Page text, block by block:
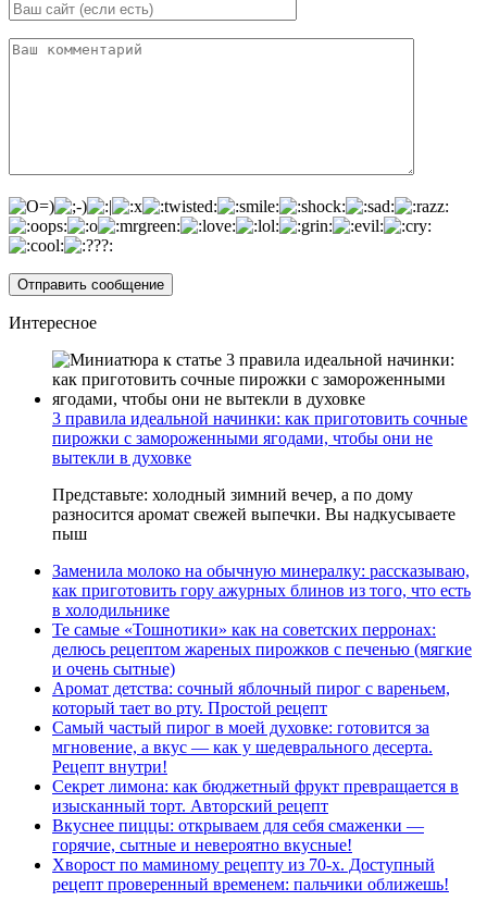
Интересное
3 правила идеальной начинки: как приготовить сочные
пирожки с замороженными ягодами, чтобы они не
вытекли в духовке
Представьте: холодный зимний вечер, а по дому
разносится аромат свежей выпечки. Вы надкусываете
пыш
Заменила молоко на обычную минералку: рассказываю,
как приготовить гору ажурных блинов из того, что есть
в холодильнике
Те самые «Тошнотики» как на советских перронах:
делюсь рецептом жареных пирожков с печенью (мягкие
и очень сытные)
Аромат детства: сочный яблочный пирог с вареньем,
который тает во рту. Простой рецепт
Самый частый пирог в моей духовке: готовится за
мгновение, а вкус — как у шедеврального десерта.
Рецепт внутри!
Секрет лимона: как бюджетный фрукт превращается в
изысканный торт. Авторский рецепт
Вкуснее пиццы: открываем для себя смаженки —
горячие, сытные и невероятно вкусные!
Хворост по маминому рецепту из 70-х. Доступный
рецепт проверенный временем: пальчики оближешь!